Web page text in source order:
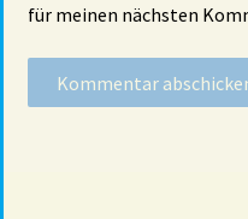
für meinen nächsten